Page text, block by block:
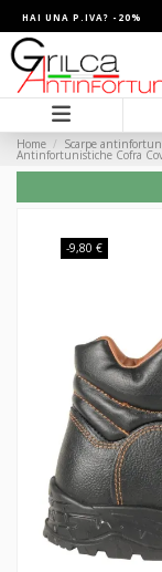
HAI UNA P.IVA? -20%
Home Scarpe
Antinfortunistiche Cofra
-9,80 €